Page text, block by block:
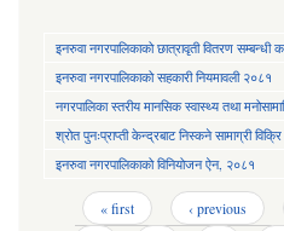
इनरुवा नगरपालिकाको छात्रावृती वितरण सम्बन्धी
इनरुवा नगरपालिकाको सहकारी नियमावली २०८१
नगरपालिका स्तरीय मानसिक स्वास्थ्य तथा
श्रोत पुनःप्राप्ती केन्द्रबाट निस्कने सामाग्री
इनरुवा नगरपालिकाको विनियोजन ऐन, २०८१
Pages « first ‹ previous